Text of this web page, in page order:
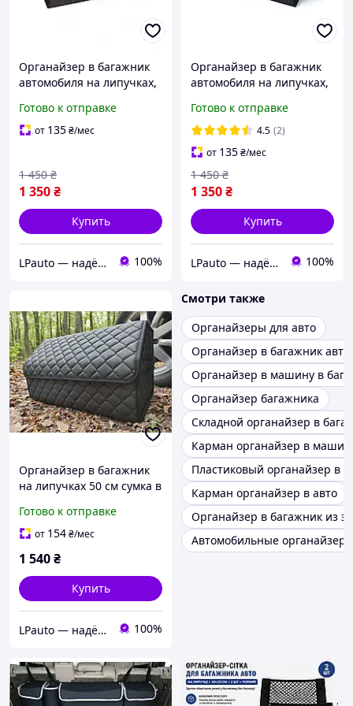
Органайзер в багажник
автомобиля на липучках,
багажник машины,
черный с красной нитью
Готово к отправке
от 135₴/мес
1 350₴
1 450 ₴
Купить
LPauto — надёжные решения для вашей техники 100%
Органайзер в багажник
автомобиля на липучках,
багажник машины 50 см,
черный с синей нитью
Готово к отправке
4.5 (2)
от 135₴/мес
1 350₴
1 450 ₴
Купить
LPauto — надёжные решения для вашей техники 100%
Органайзер в багажник
на липучках 50 см сумка в
машины черный
Готово к отправке
от 154₴/мес
1 540₴
Купить
LPauto — надёжные решения для вашей техники 100%
Смотри также
Органайзеры для авто
Органайзер в багажник
Органайзер в машину в
Органайзер багажника
Складной органайзер в
Карман органайзер в
Пластиковый органайзер в
Карман органайзер в авто
Органайзер в багажник из
Автомобильные